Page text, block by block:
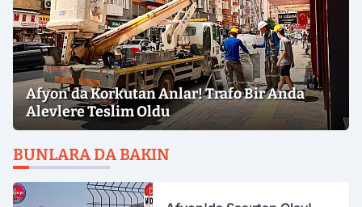
Afyon'da Korkutan Anlar! Trafo Bir Anda
Alevlere Teslim Oldu
BUNLARA DA BAKIN